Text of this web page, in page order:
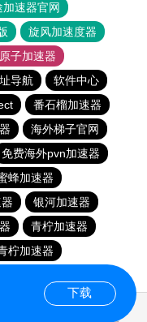
加速器官网
旋风加速度器
原子加速器
导航
软件中心
番石榴加速器
海外梯子官网
免费海外pvn加速器
蜂加速器
银河加速器
青柠加速器
柠加速器
下载